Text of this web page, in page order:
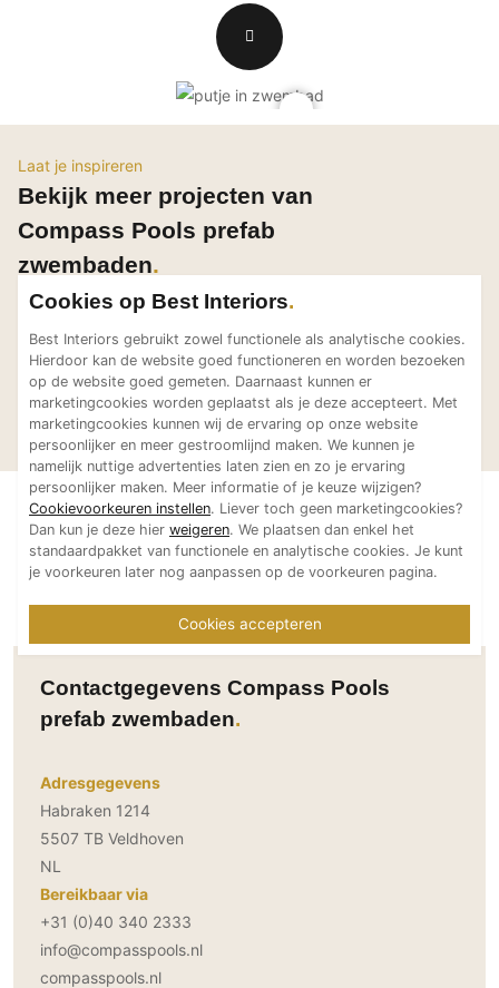
Natuursteen en keramiek
Spuitwerk
Technologie
Audio/Video
Thuisbioscoop
Domotica
Mirror TV
Fitnessapparatuur
Wifi
Overig
Aannemers Interieur
Akoestiek
Wijnkelder en wijnkasten
Laat je inspireren
Bekijk meer projecten van
Compass Pools prefab
zwembaden
Compass Pools prefab
zwembaden
Plunge pool project
Eindhoven
Compass Pools prefab
zwembaden
Contactgegevens Compass Pools
prefab zwembaden
Adresgegevens
Habraken 1214
5507 TB Veldhoven
NL
Bereikbaar via
+31 (0)40 340 2333
info@compasspools.nl
compasspools.nl
Cookies op Best Interiors
Best Interiors gebruikt zowel functionele als analytische cookies.
Hierdoor kan de website goed functioneren en worden bezoeken
op de website goed gemeten. Daarnaast kunnen er
marketingcookies worden geplaatst als je deze accepteert. Met
marketingcookies kunnen wij de ervaring op onze website
persoonlijker en meer gestroomlijnd maken. We kunnen je
namelijk nuttige advertenties laten zien en zo je ervaring
persoonlijker maken. Meer informatie of je keuze wijzigen?
Cookievoorkeuren instellen. Liever toch geen marketingcookies?
Dan kun je deze hier weigeren. We plaatsen dan enkel het
standaardpakket van functionele en analytische cookies. Je kunt
je voorkeuren later nog aanpassen op de voorkeuren pagina.
Cookies accepteren